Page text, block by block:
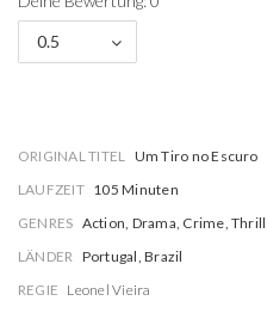
0.5
ORIGINAL TITEL Um Tiro no Escuro
LAUFZEIT 105 Minuten
GENRES Action, Drama, Crime,
LÄNDER Portugal, Brazil
REGIE Leonel Vieira